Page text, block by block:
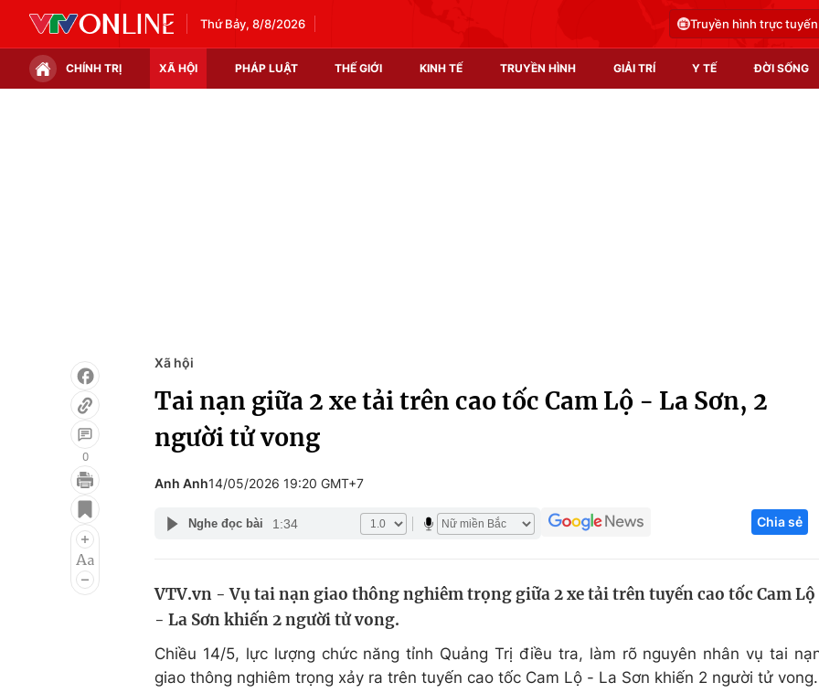
Thứ Bảy, 8/8/2026 Truyền hình trực tuyến
CHÍNH TRỊ XÃ HỘI PHÁP LUẬT THẾ GIỚI KINH TẾ TRUYỀN HÌNH GIẢI TRÍ Y TẾ ĐỜI SỐNG
Infographic
Điện ảnh
Âm nhạc
Du lịch
Chất lượng cuộc sống
Tuyển sinh
Hitech Công
Thị trường
0
Xã hội
Tai nạn giữa 2 xe tải trên cao tốc Cam Lộ - La Sơn, 2
người tử vong
Anh Anh14/05/2026 19:20 GMT+7
Nghe đọc bài 1:34 Chia sẻ
VTV.vn - Vụ tai nạn giao thông nghiêm trọng giữa 2 xe tải trên tuyến cao tốc Cam Lộ
- La Sơn khiến 2 người tử vong.
Chiều 14/5, lực lượng chức năng tỉnh Quảng Trị điều tra, làm rõ nguyên nhân vụ tai
giao thông nghiêm trọng xảy ra trên tuyến cao tốc Cam Lộ - La Sơn khiến 2 người tử vong.